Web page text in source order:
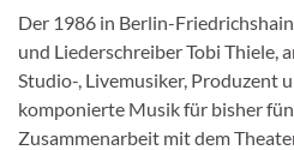
Der 1986 in Berlin-
und Liederschreiber Tobi Thiele,
Studio-, Livemusiker, Produzent
komponierte Musik für bisher
Zusammenarbeit mit dem